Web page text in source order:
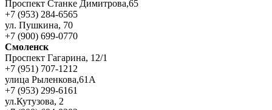
Проспект Станке Димитрова,65
+7 (953) 284-6565
ул. Пушкина, 70
+7 (900) 699-0770
Смоленск
Проспект Гагарина, 12/1
+7 (951) 707-1212
улица Рыленкова,61А
+7 (953) 299-6161
ул.Кутузова, 2